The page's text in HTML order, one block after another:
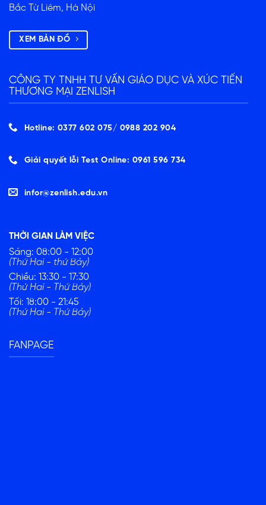
Bắc Từ Liêm, Hà Nội
XEM BẢN ĐỒ
CÔNG TY TNHH TƯ VẤN GIÁO DỤC VÀ XÚC TIẾN
THƯƠNG MẠI ZENLISH
Hotline: 0377 602 075/ ‭0988 202 904‬
Giải quyết lỗi Test Online: 0961 596 734
infor@zenlish.edu.vn
THỜI GIAN LÀM VIỆC
Sáng: 08:00 - 12:00
(Thứ Hai - thứ Bảy)
Chiều: 13:30 - 17:30
(Thứ Hai - Thứ Bảy)
Tối: 18:00 - 21:45
(Thứ Hai - Thứ Bảy)
FANPAGE